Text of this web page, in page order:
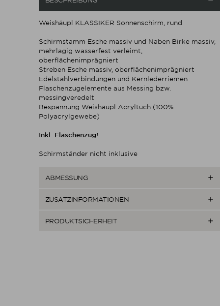
Weishäupl KLASSIKER Sonnenschirm, rund
Schirmstamm Esche massiv und Naben Birke massiv,
mehrlagig wasserfest verleimt,
oberflächenimprägniert
Streben Esche massiv, oberflächenimprägniert
Edelstahlverbindungen und Kernlederriemen
Flaschenzugelemente aus Messing bzw.
messingveredelt
Bespannung Weishäupl Acryltuch (100%
Polyacrylgewebe)
Inkl. Flaschenzug!
Schirmständer nicht inklusive
ABMESSUNG 
ZUSATZINFORMATIONEN 
PRODUKTSICHERHEIT 